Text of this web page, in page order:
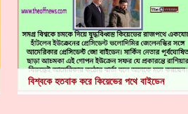
বিশ্বকে হতবাক করে কিয়েভের পথে বাইডেন